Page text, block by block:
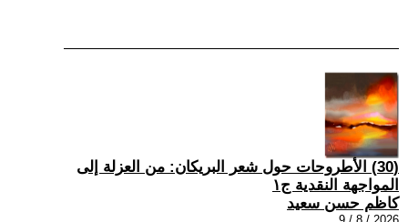
(30) الأطروحات حول شعر البريكان: من العزلة إلى
المواجهة النقدية ج١
كاظم حسن سعيد